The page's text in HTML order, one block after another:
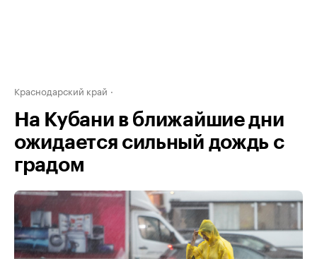
Краснодарский край
На Кубани в ближайшие дни
ожидается сильный дождь с
градом